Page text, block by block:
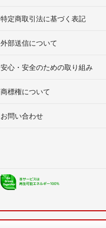
特定商取引法に基づく表記
外部送信について
安心・安全のための取り組み
商標権について
お問い合わせ